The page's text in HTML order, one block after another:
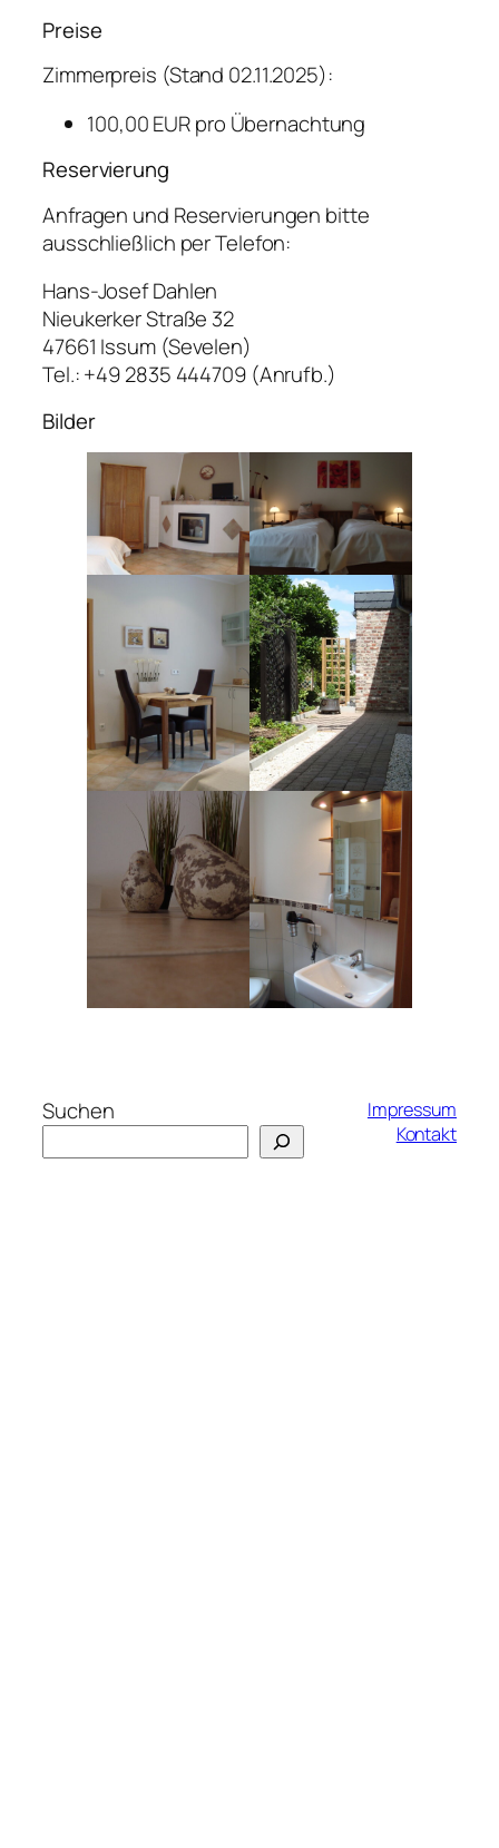
Preise
Zimmerpreis (Stand 02.11.2025):
100,00 EUR pro Übernachtung
Reservierung
Anfragen und Reservierungen bitte
ausschließlich per Telefon:
Hans-Josef Dahlen
Nieukerker Straße 32
47661 Issum (Sevelen)
Tel.: +49 2835 444709 (Anrufb.)
Bilder
Suchen
Impressum
Kontakt